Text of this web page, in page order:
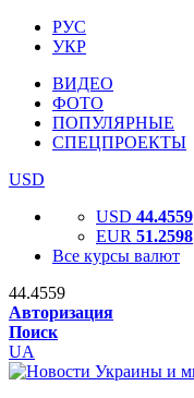
РУС
УКР
ВИДЕО
ФОТО
ПОПУЛЯРНЫЕ
СПЕЦПРОЕКТЫ
USD
USD 44.4559
EUR 51.2598
Все курсы валют
44.4559
Авторизация
Поиск
UA